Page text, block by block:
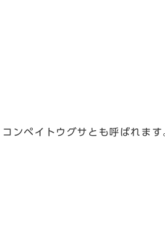
ンペイトウグサとも呼ばれます